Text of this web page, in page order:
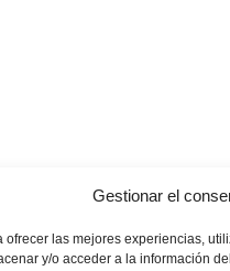
Gestionar el
ofrecer las mejores experiencias,
y/o acceder a la información